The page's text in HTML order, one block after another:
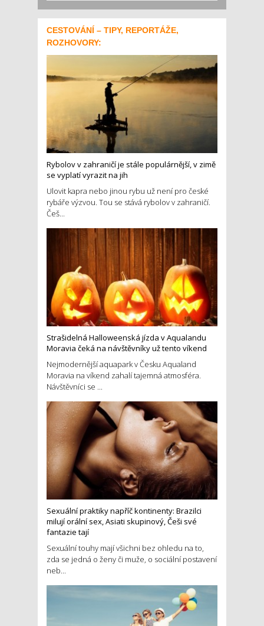
CESTOVÁNÍ – TIPY, REPORTÁŽE,
ROZHOVORY:
Rybolov v zahraničí je stále populárnější, v zimě
se vyplatí vyrazit na jih
Ulovit kapra nebo jinou rybu už není pro české
rybáře výzvou. Tou se stává rybolov v zahraničí.
Češ...
Strašidelná Halloweenská jízda v Aqualandu
Moravia čeká na návštěvníky už tento víkend
Nejmodernější aquapark v Česku Aqualand
Moravia na víkend zahalí tajemná atmosféra.
Návštěvníci se ...
Sexuální praktiky napříč kontinenty: Brazilci
milují orální sex, Asiati skupinový, Češi své
fantazie tají
Sexuální touhy mají všichni bez ohledu na to,
zda se jedná o ženy či muže, o sociální postavení
neb...